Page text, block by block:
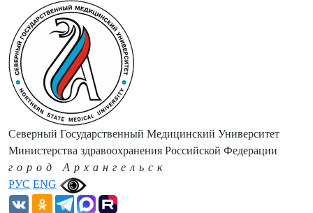
РУС ENG
Северный Государственный Медицинский Университет
Министерства здравоохранения Российской Федерации
город Архангельск